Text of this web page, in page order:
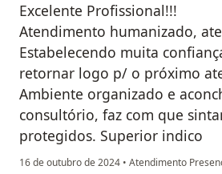
Excelente Profissional!!!
Atendimento humanizado,
Estabelecendo muita
retornar logo p/ o próximo
Ambiente organizado e
consultório, faz com que
protegidos. Superior indico
16 de outubro de 2024 • Atendimento